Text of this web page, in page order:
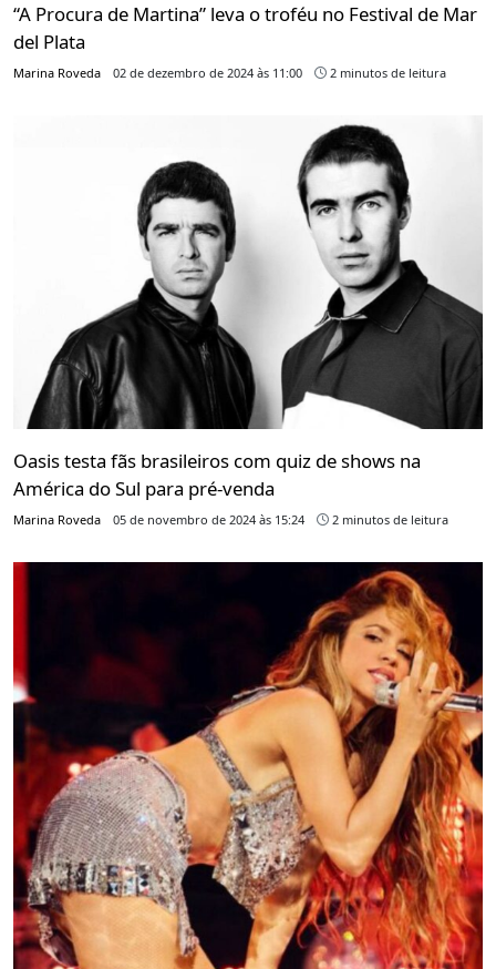
“A Procura de Martina” leva o troféu no Festival de Mar
del Plata
Marina Roveda 02 de dezembro de 2024 às 11:00 2 minutos de leitura
Oasis testa fãs brasileiros com quiz de shows na
América do Sul para pré-venda
Marina Roveda 05 de novembro de 2024 às 15:24 2 minutos de leitura